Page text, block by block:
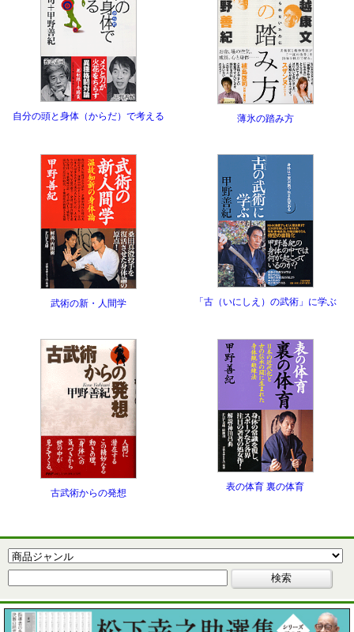
自分の頭と身体（からだ）で考える 薄氷の踏み方
武術の新・人間学 「古（いにしえ）の武術」に学ぶ
古武術からの発想
表の体育 裏の体育